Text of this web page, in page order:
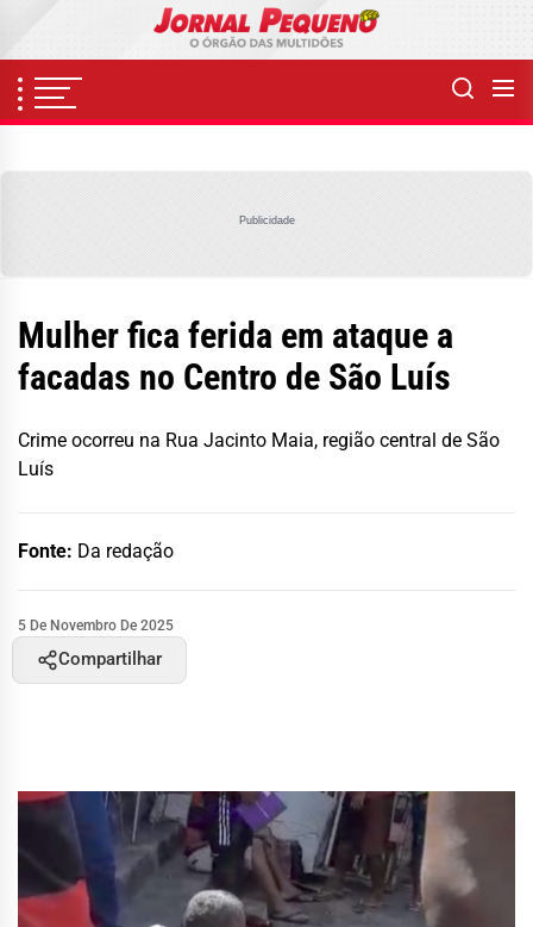
content
Publicidade
Mulher fica ferida em ataque a
facadas no Centro de São Luís
Crime ocorreu na Rua Jacinto Maia, região central de São
Luís
Fonte: Da redação
5 De Novembro De 2025
Compartilhar